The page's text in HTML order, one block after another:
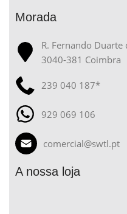
Morada
R. Fernando
3040-381 Coimbra
239 040 187*
929 069 106
comercial@swtl.pt
A nossa loja